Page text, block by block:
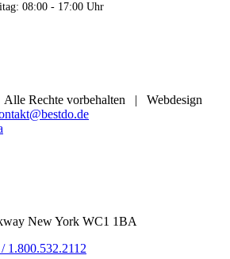
08:00 - 17:00 Uhr
Rechte vorbehalten | Webdesign
New York WC1 1BA
1.800.532.2112